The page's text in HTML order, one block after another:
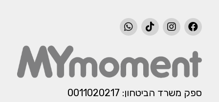
ספק משרד הביטחון: 0011020217​​